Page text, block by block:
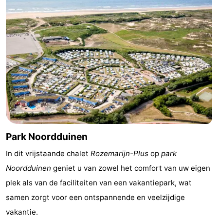
Monumenten
-
Uitkijkpunten
Attracties
Rondvaarten
-
Speeltuinen
-
Binnenspeeltuinen
-
Experiences
Wellness
&
Natuur
Park Noordduinen
In dit vrijstaande chalet Rozemarijn-Plus op park
Noordduinen geniet u van zowel het comfort van uw eigen
plek als van de faciliteiten van een vakantiepark, wat
samen zorgt voor een ontspannende en veelzijdige
vakantie.